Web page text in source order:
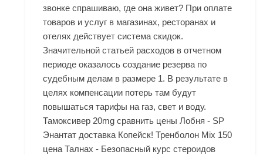
звонке спрашиваю, где она живет? При оплате
товаров и услуг в магазинах, ресторанах и
отелях действует система скидок.
Значительной статьей расходов в отчетном
периоде оказалось создание резерва по
судебным делам в размере 1. В результате в
целях компенсации потерь там будут
повышаться тарифы на газ, свет и воду.
Тамоксивер 20mg сравнить цены Лобня - SP
Энантат доставка Копейск! Тренболон Mix 150
цена Талнах - Безопасный курс стероидов